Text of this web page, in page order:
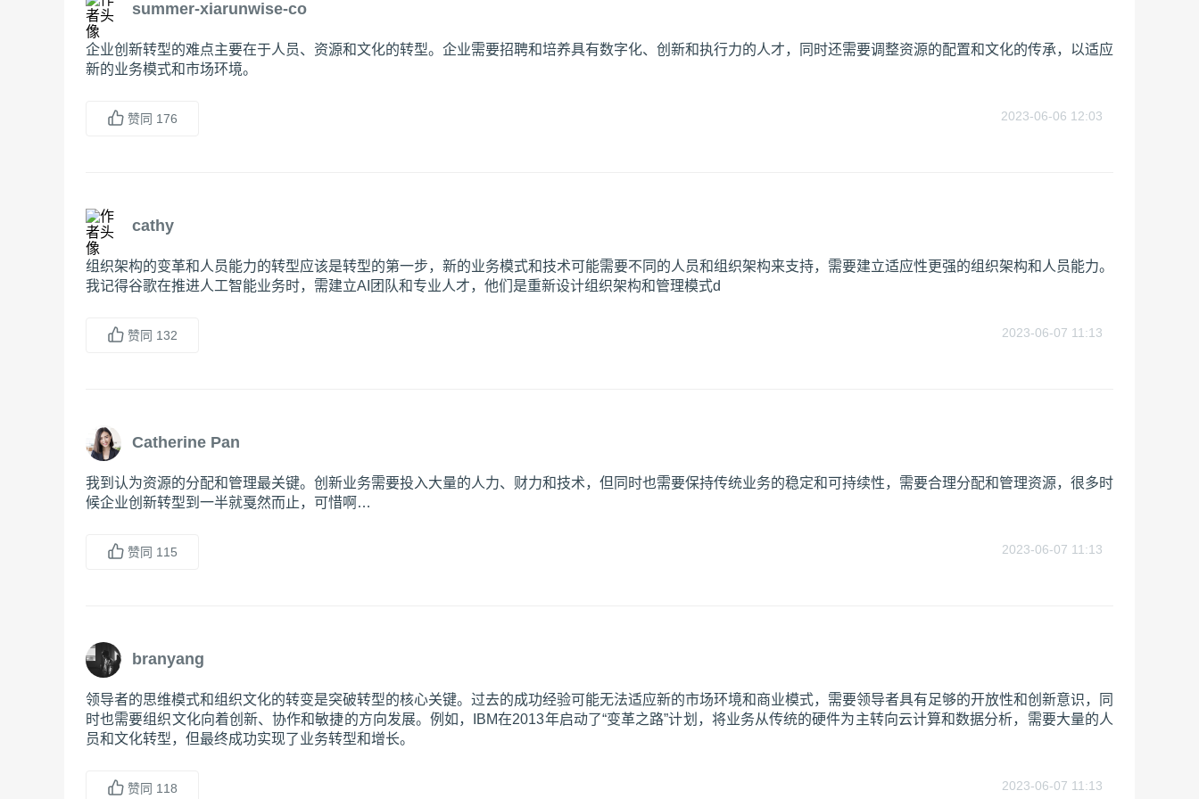
summer-xiarunwise-co
企业创新转型的难点主要在于人员、资源和文化的转型。企业需要招聘和培养具有数字化、创新和执行力的人才，同时还需要调整资源的配置和文化的传承，以适应
新的业务模式和市场环境。
赞同 176 2023-06-06 12:03
cathy
组织架构的变革和人员能力的转型应该是转型的第一步，新的业务模式和技术可能需要不同的人员和组织架构来支持，需要建立适应性更强的组织架构和人员能力。
我记得谷歌在推进人工智能业务时，需建立AI团队和专业人才，他们是重新设计组织架构和管理模式d
赞同 132 2023-06-07 11:13
Catherine Pan
我到认为资源的分配和管理最关键。创新业务需要投入大量的人力、财力和技术，但同时也需要保持传统业务的稳定和可持续性，需要合理分配和管理资源，很多时
候企业创新转型到一半就戛然而止，可惜啊…
赞同 115 2023-06-07 11:13
branyang
领导者的思维模式和组织文化的转变是突破转型的核心关键。过去的成功经验可能无法适应新的市场环境和商业模式，需要领导者具有足够的开放性和创新意识，同
时也需要组织文化向着创新、协作和敏捷的方向发展。例如，IBM在2013年启动了“变革之路”计划，将业务从传统的硬件为主转向云计算和数据分析，需要大量的人
员和文化转型，但最终成功实现了业务转型和增长。
赞同 118 2023-06-07 11:13